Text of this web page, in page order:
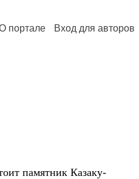
портале Вход для авторов
памятник Казаку-